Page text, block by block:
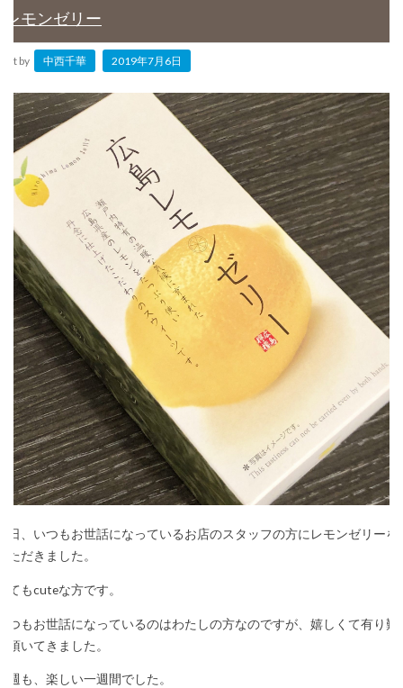
レモンゼリー
by 中西千華 2019年7月6日
日、いつもお世話になっているお店のスタッフの方にレモンゼリーを
ただきました。
てもcuteな方です。
つもお世話になっているのはわたしの方なのですが、嬉しくて有り難
頂いてきました。
週も、楽しい一週間でした。